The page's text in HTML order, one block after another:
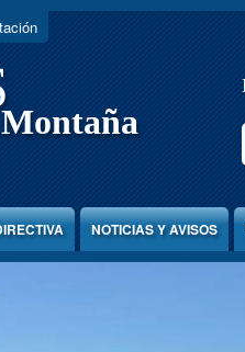
NOTICIAS Y AVISOS